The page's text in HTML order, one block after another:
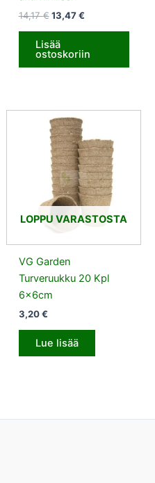
14,17€ 13,47€
Lisää
ostoskoriin
LOPPU VARASTOSTA
VG Garden
Turveruukku 20 Kpl
6x6cm
3,20€
Lue lisää